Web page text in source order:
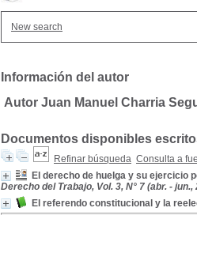
New search
Información del autor
Autor Juan Manuel Charria
Documentos disponibles
Refinar búsqueda Consulta a
El derecho de huelga y su ejercicio
Derecho del Trabajo, Vol. 3, N° 7 (abr. - jun.,
El referendo constitucional y la